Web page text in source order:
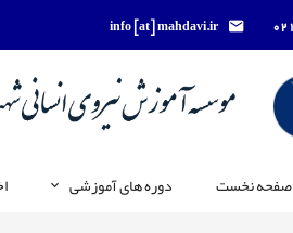
info [at] mahdavi.ir
صفحه نخست دوره های آموزشی